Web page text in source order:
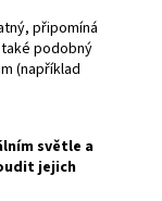
připomíná
podobný
(například
světle a
jejich